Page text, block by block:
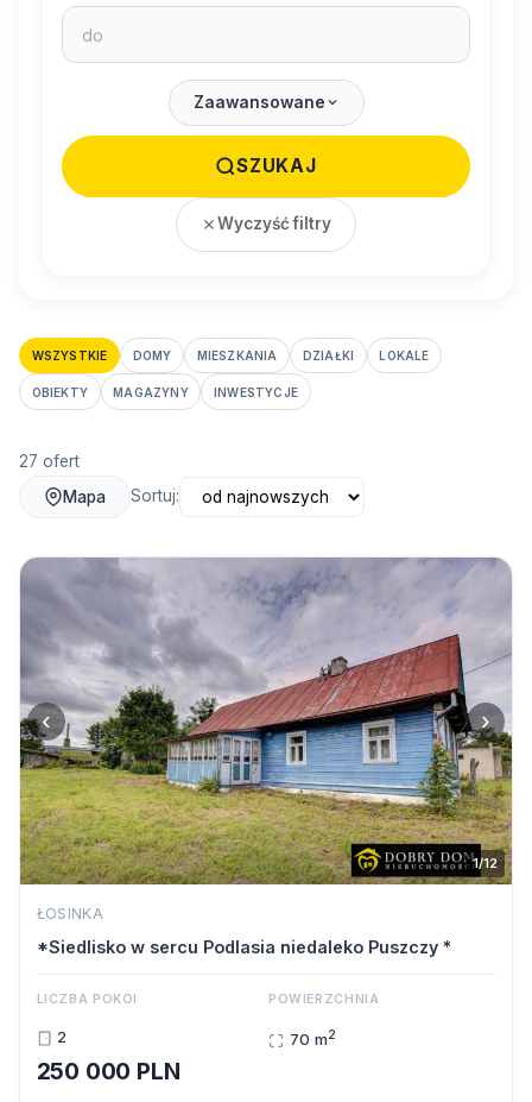
Zaawansowane
SZUKAJ
Wyczyść filtry
WSZYSTKIE DOMY MIESZKANIA DZIAŁKI LOKALE
OBIEKTY MAGAZYNY INWESTYCJE
27 ofert
Mapa
Sortuj:
‹ ›
1/12
ŁOSINKA
*Siedlisko w sercu Podlasia niedaleko Puszczy *
LICZBA POKOI
2
POWIERZCHNIA
70 m2
250 000 PLN